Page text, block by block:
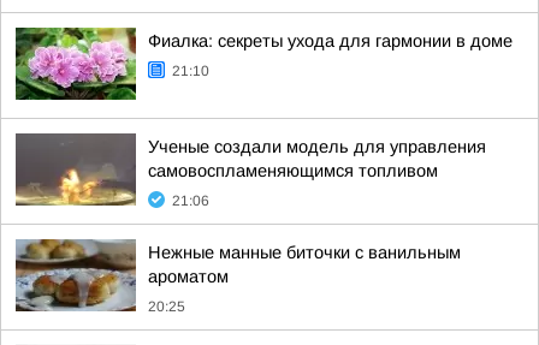
Фиалка: секреты ухода для гармонии в доме
21:10
Ученые создали модель для управления
самовоспламеняющимся топливом
21:06
Нежные манные биточки с ванильным
ароматом
20:25